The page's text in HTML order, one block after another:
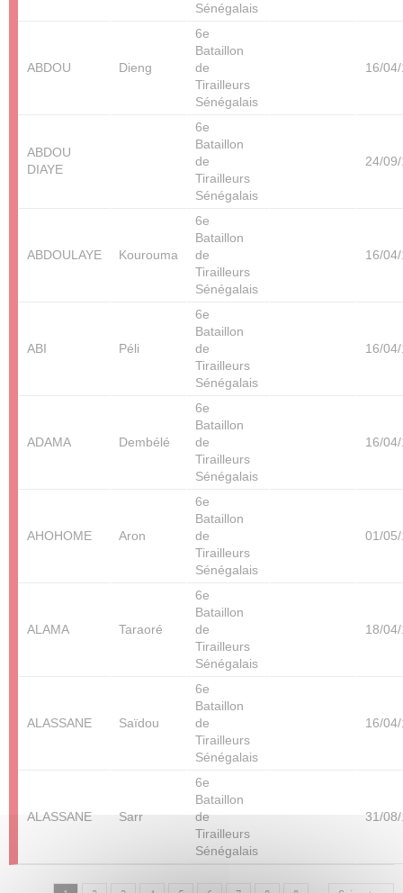
Sénégalais
ABDOU Dieng
6e
Bataillon
de
Tirailleurs
Sénégalais
16/
ABDOU
DIAYE
6e
Bataillon
de
Tirailleurs
Sénégalais
24/
ABDOULAYE Kourouma
6e
Bataillon
de
Tirailleurs
Sénégalais
16/
ABI Péli
6e
Bataillon
de
Tirailleurs
Sénégalais
16/
ADAMA Dembélé
6e
Bataillon
de
Tirailleurs
Sénégalais
16/
AHOHOME Aron
6e
Bataillon
de
Tirailleurs
Sénégalais
01/
ALAMA Taraoré
6e
Bataillon
de
Tirailleurs
Sénégalais
18/
ALASSANE Saïdou
6e
Bataillon
de
Tirailleurs
Sénégalais
16/
ALASSANE Sarr
6e
Bataillon
de
Tirailleurs
Sénégalais
31/